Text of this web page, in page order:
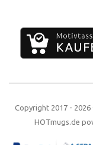
Copyright 2017 -
HOTmugs.de